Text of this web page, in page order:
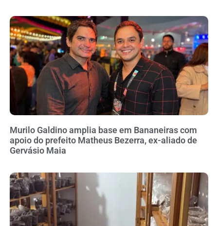
Murilo Galdino amplia base em Bananeiras com
apoio do prefeito Matheus Bezerra, ex-aliado de
Gervásio Maia